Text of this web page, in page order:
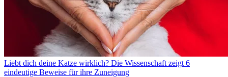
Liebt dich deine Katze wirklich? Die Wissenschaft zeigt 6
eindeutige Beweise für ihre Zuneigung